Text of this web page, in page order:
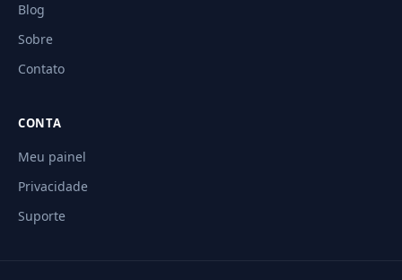
Blog
Sobre
Contato
CONTA
Meu painel
Privacidade
Suporte